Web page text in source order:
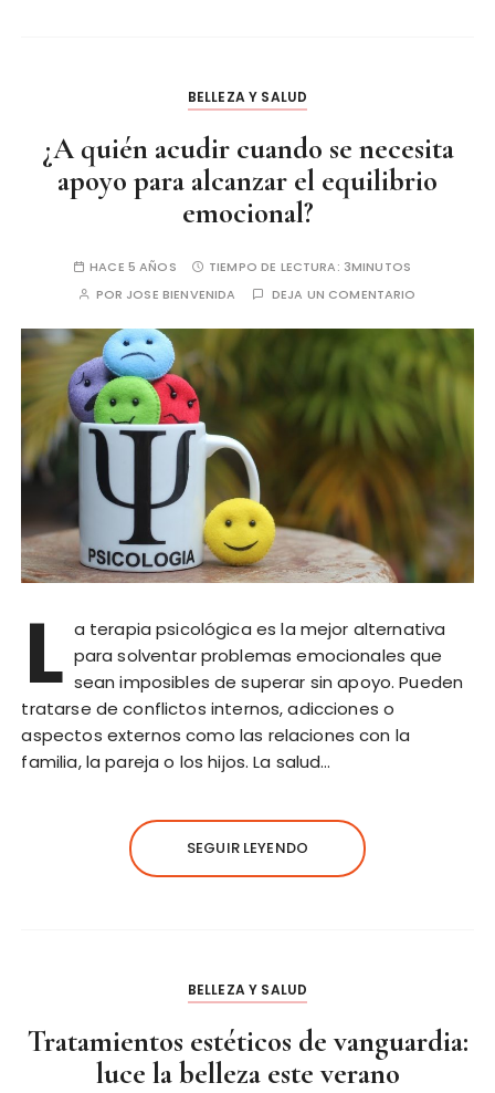
BELLEZA Y SALUD
¿A quién acudir cuando se necesita
apoyo para alcanzar el equilibrio
emocional?
HACE 5 AÑOS TIEMPO DE LECTURA: 3MINUTOS
POR JOSE BIENVENIDA DEJA UN COMENTARIO
L a terapia psicológica es la mejor alternativa
para solventar problemas emocionales que
sean imposibles de superar sin apoyo. Pueden
tratarse de conflictos internos, adicciones o
aspectos externos como las relaciones con la
familia, la pareja o los hijos. La salud…
SEGUIR LEYENDO
BELLEZA Y SALUD
Tratamientos estéticos de vanguardia:
luce la belleza este verano